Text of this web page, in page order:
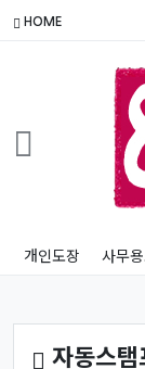
HOME
개인도장 사무
자동스